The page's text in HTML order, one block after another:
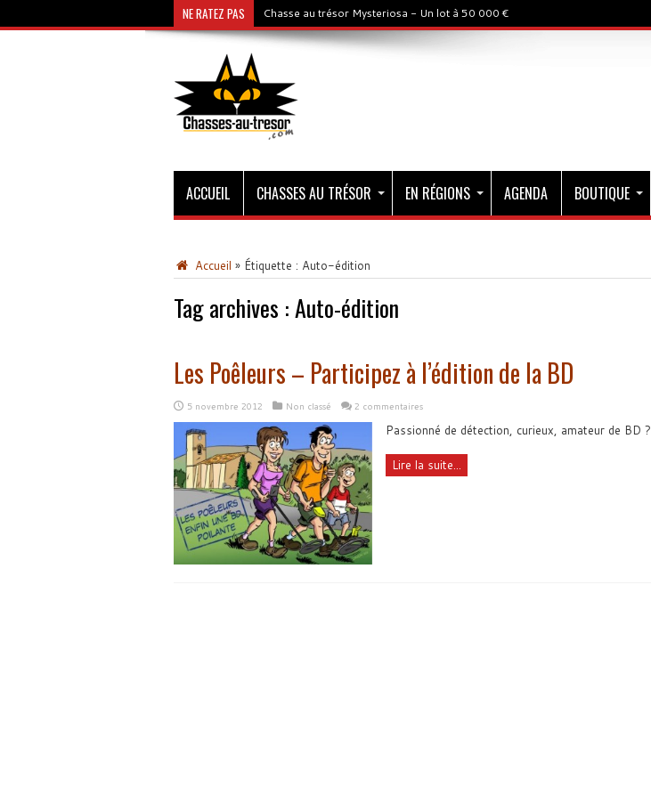
NE RATEZ PAS Chasse au trésor Mysteriosa - Un lot à 50 000 €
ACCUEIL CHASSES AU TRÉSOR EN RÉGIONS AGENDA BOUTIQUE
Accueil » Étiquette : Auto-édition
Tag archives :Auto-édition
Les Poêleurs – Participez à l’édition de la BD
5 novembre 2012 Non classé 2 commentaires
Passionné de détection, curieux, amateur de BD ?
Lire la suite...